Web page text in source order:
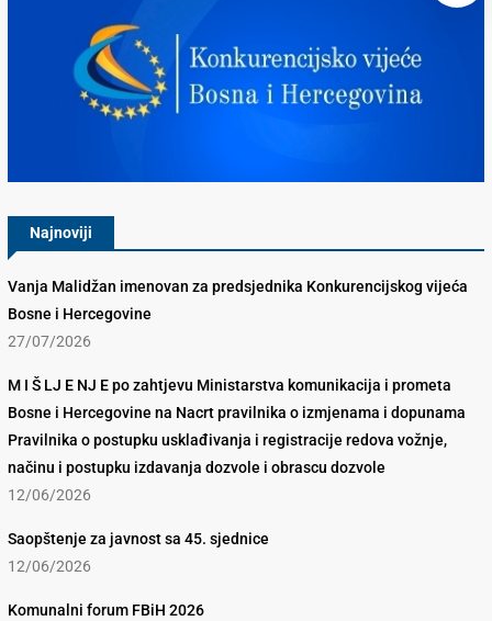
Najnoviji
Vanja Malidžan imenovan za predsjednika Konkurencijskog vijeća
Bosne i Hercegovine
27/07/2026
M I Š LJ E NJ E po zahtjevu Ministarstva komunikacija i prometa
Bosne i Hercegovine na Nacrt pravilnika o izmjenama i dopunama
Pravilnika o postupku usklađivanja i registracije redova vožnje,
načinu i postupku izdavanja dozvole i obrascu dozvole
12/06/2026
Saopštenje za javnost sa 45. sjednice
12/06/2026
Komunalni forum FBiH 2026